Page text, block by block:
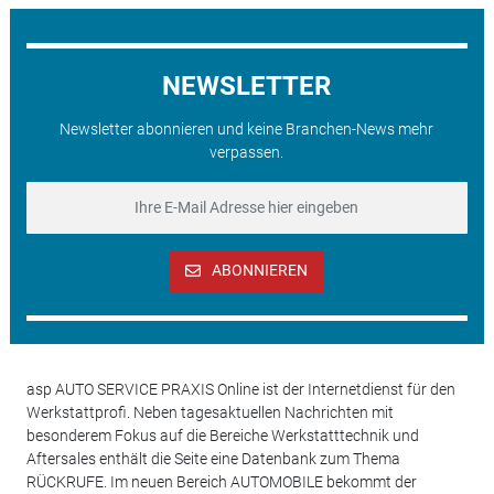
NEWSLETTER
Newsletter abonnieren und keine Branchen-News mehr
verpassen.
ABONNIEREN
asp AUTO SERVICE PRAXIS Online ist der Internetdienst für den
Werkstattprofi. Neben tagesaktuellen Nachrichten mit
besonderem Fokus auf die Bereiche Werkstatttechnik und
Aftersales enthält die Seite eine Datenbank zum Thema
RÜCKRUFE. Im neuen Bereich AUTOMOBILE bekommt der